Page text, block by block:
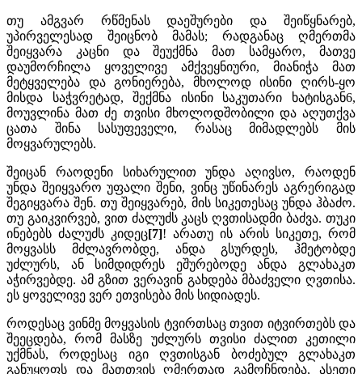
თუ ამგვარ რწმენას დაეშურები და შეიწყნარებ,
უპირველესად შეიცნობ მამას; რადგანაც ღმერთმა
შეიყვარა კაცნი და შეუქმნა მათ სამყარო, მათვე
დაუმორჩილა ყოველივე ამქვეყნიური, მიანიჭა მათ
მეტყველება და გონიერება, მხოლოდ ისინი ღირს-ყო
მისდა საჭვრეტად, შექმნა ისინი საკუთარი ხატისგან6,
მოუვლინა მათ ძე თვისი მხოლოდშობილი და აღუთქვა
ცათა შინა სასუფეველი, რასაც მიმადლებს მის
მოყვარულებს.
შეიცან რაოდენი სიხარულით უნდა აღივსო, რაოდენ
უნდა შეიყვარო უფალი შენი, ვინც უწინარეს აგრერიგად
შეგიყვარა შენ. თუ შეიყვარებ, მის სიკეთესაც უნდა ჰბაძო.
თუ გაიკვირვებ, ვით ძალუძს კაცს ღვთისადმი ბაძვა. თუკი
ინებებს ძალუძს კიდეც[7]! არათუ ის არის სიკეთე, რომ
მოყვასს მძლავრობდე, ანდა გსურდეს, ჰმეტობდე
უძლურს, ან სიმდიდრეს ეშურებოდე ანდა გლახაკთ
აჭირვებდე. ამ გზით ვერავინ გახდება მბაძველი ღვთისა.
ეს ყოველივე ვერ ეთვისება მის სიდიადეს.
როდესაც ვინმე მოყვასის ტვირთსაც თვით იტვირთებს და
შეეცდება, რომ მასზე უძლურს თვისი ძალით კეთილი
უქმნას, როდესაც იგი ღვთისგან ბოძებულ გლახაკთ
განუყოფს და მათთვის ღმერთად გამოჩნდება, ასეთი